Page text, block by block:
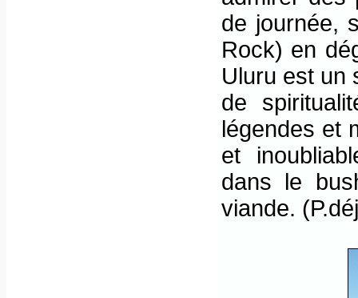
de journée,
Rock) en
Uluru est un
de
légendes et
et
dans le
viande.